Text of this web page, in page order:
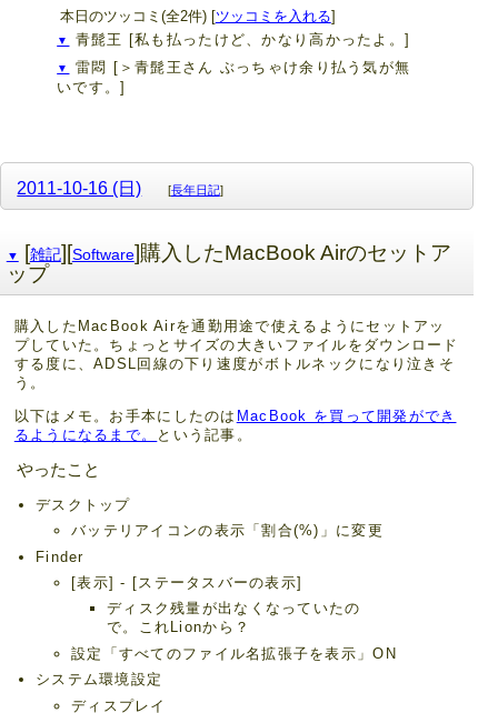
本日のツッコミ(全2件) [ツッコミを入れる]
▼ 青髭王 [私も払ったけど、かなり高かったよ。]
▼ 雷悶 [＞青髭王さん ぶっちゃけ余り払う気が無
いです。]
2011-10-16 (日) [長年日記]
▼ [雑記][Software]購入したMacBook Airのセットア
ップ
購入したMacBook Airを通勤用途で使えるようにセットアッ
プしていた。ちょっとサイズの大きいファイルをダウンロード
する度に、ADSL回線の下り速度がボトルネックになり泣きそ
う。
以下はメモ。お手本にしたのは MacBook を買って開発ができ
るようになるまで。
という記事。
やったこと
デスクトップ
バッテリアイコンの表示「割合(%)」に変更
Finder
[表示] - [ステータスバーの表示]
ディスク残量が出なくなっていたの
で。これLionから？
設定「すべてのファイル名拡張子を表示」ON
システム環境設定
ディスプレイ